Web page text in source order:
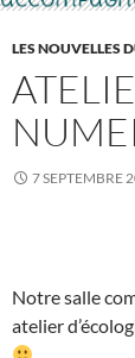
LES NOUVELLES
7 SEPTEMBRE
Notre salle
atelier